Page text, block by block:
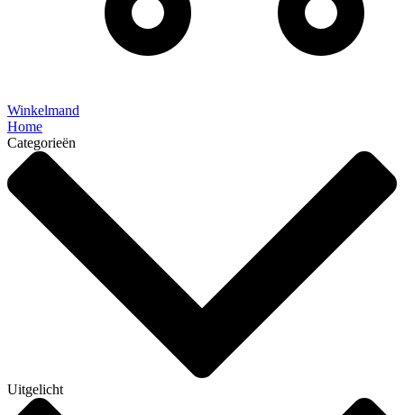
Winkelmand
Home
Categorieën
Uitgelicht